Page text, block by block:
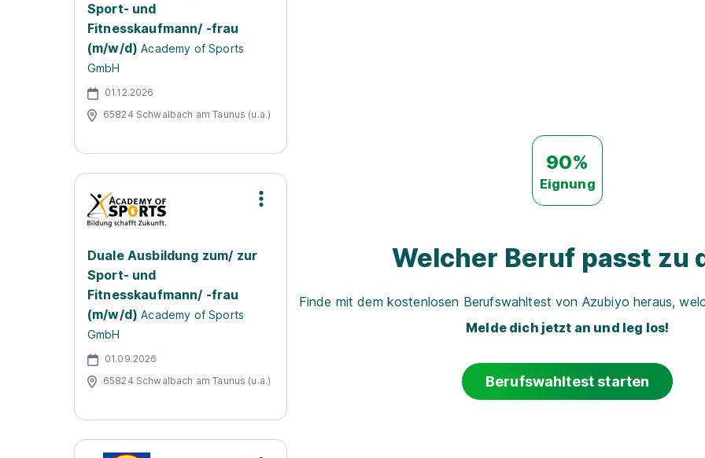
Sport- und
Fitnesskaufmann/ -frau
(m/w/d) Academy of Sports
GmbH
01.12.2026
65824 Schwalbach am Taunus (u.a.)
Duale Ausbildung zum/ zur
Sport- und
Fitnesskaufmann/ -frau
(m/w/d) Academy of Sports
GmbH
01.09.2026
65824 Schwalbach am Taunus (u.a.)
90%
Eignung
Welcher Beruf passt zu
Finde mit dem kostenlosen Berufswahltest von Azubiyo heraus,
Melde dich jetzt an und leg los!
Berufswahltest starten